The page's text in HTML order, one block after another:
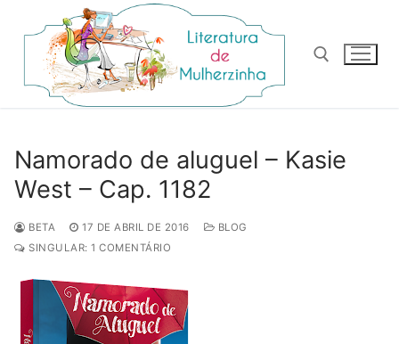
para
conteúdo
Namorado de aluguel – Kasie
West – Cap. 1182
BETA 17 DE ABRIL DE 2016
BLOG
SINGULAR: 1 COMENTÁRIO